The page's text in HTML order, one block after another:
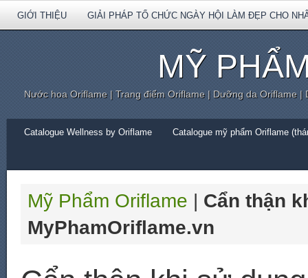
GIỚI THIỆU GIẢI PHÁP TỔ CHỨC NGÀY HỘI LÀM ĐẸP CHO
MỸ
Nước hoa Oriflame | Trang điểm Oriflame | Dưỡng da Oriflame
Catalogue Wellness by Oriflame Catalogue mỹ phẩm Oriflame
Mỹ Phẩm Oriflame | Cẩn thận
MyPhamOriflame.vn